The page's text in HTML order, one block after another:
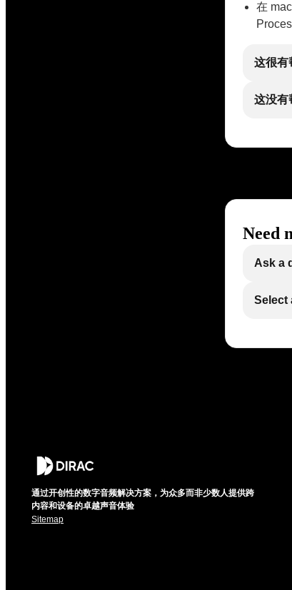
在
这很有
这没有
Need
Ask a
Select
通过开创性的数字音频解决方案，为众多而非少数人提供跨
内容和设备的卓越声音体验
Sitemap